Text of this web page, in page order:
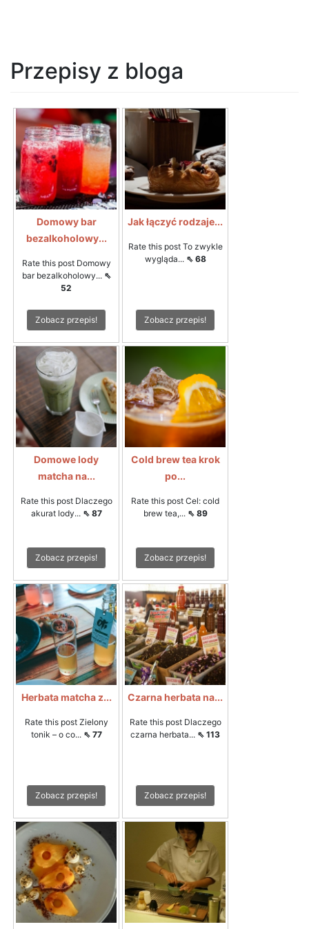
Przepisy z bloga
Domowy bar
bezalkoholowy...
Rate this post Domowy
bar bezalkoholowy... ⇖
52
Zobacz przepis!
Jak łączyć rodzaje...
Rate this post To zwykle
wygląda... ⇖ 68
Zobacz przepis!
Domowe lody
matcha na...
Rate this post Dlaczego
akurat lody... ⇖ 87
Zobacz przepis!
Cold brew tea krok
po...
Rate this post Cel: cold
brew tea,... ⇖ 89
Zobacz przepis!
Herbata matcha z...
Rate this post Zielony
tonik – o co... ⇖ 77
Zobacz przepis!
Czarna herbata na...
Rate this post Dlaczego
czarna herbata... ⇖ 113
Zobacz przepis!